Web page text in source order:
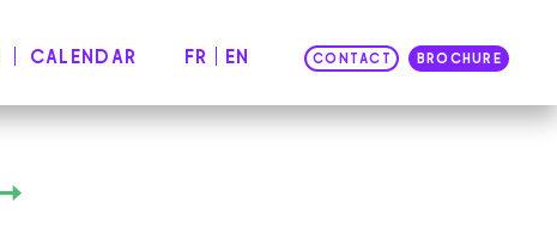
CALENDAR FR EN CONTACT BROCHURE